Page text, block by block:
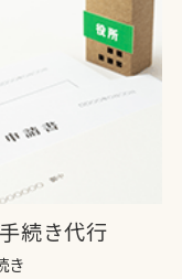
手続き代行
き